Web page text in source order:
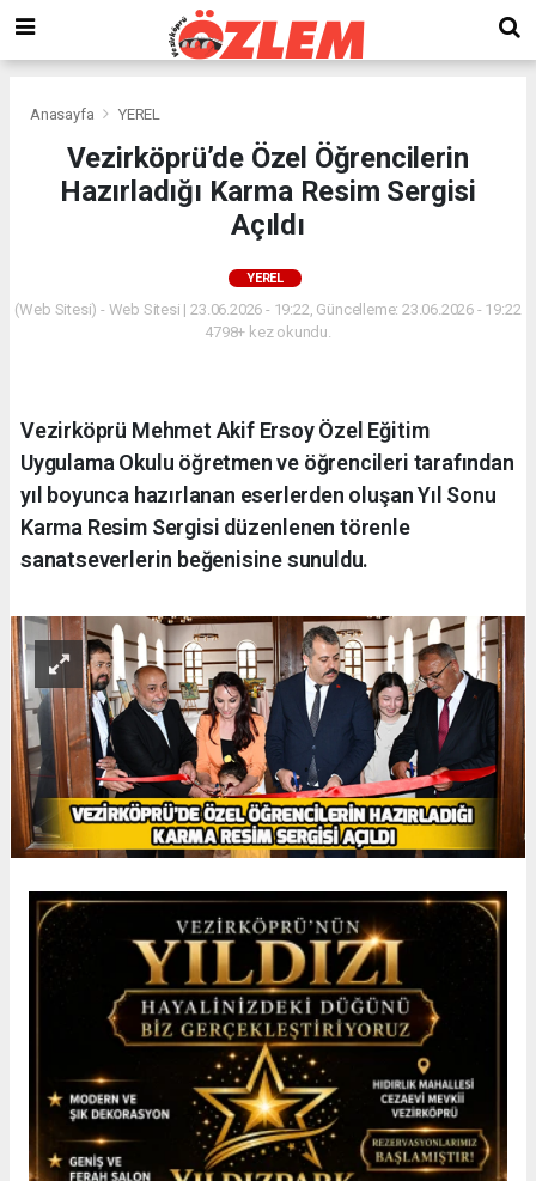
Anasayfa YEREL
Vezirköprü’de Özel Öğrencilerin
Hazırladığı Karma Resim Sergisi
Açıldı
YEREL
(Web Sitesi) - Web Sitesi | 23.06.2026 - 19:22, Güncelleme: 23.06.2026 - 19:22
4798+ kez okundu.
Vezirköprü Mehmet Akif Ersoy Özel Eğitim
Uygulama Okulu öğretmen ve öğrencileri tarafından
yıl boyunca hazırlanan eserlerden oluşan Yıl Sonu
Karma Resim Sergisi düzenlenen törenle
sanatseverlerin beğenisine sunuldu.